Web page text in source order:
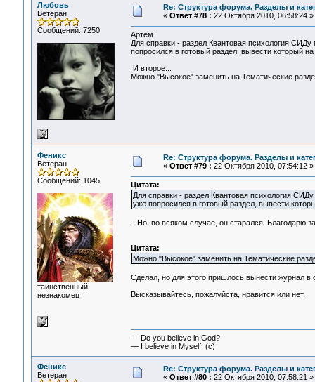
Любовь
Ветеран
Сообщений: 7250
Re: Структура форума. Разделы и
« Ответ #78 : 22 Октября 2010, 06:58:24 »
Артем
Для справки - раздел Квантовая психология
попросился в готовый раздел ,вывести который
И второе...
Можно "Высокое" заменить на Тематические
Феникс
Ветеран
Сообщений: 1045
таинственный
незнакомец
Re: Структура форума. Разделы и
« Ответ #79 : 22 Октября 2010, 07:54:12 »
Цитата:
Для справки - раздел Квантовая психология
уже попросился в готовый раздел, вывести
...Но, во всяком случае, он старался. Благодарю
Цитата:
Можно "Высокое" заменить на Тематические
Сделал, но для этого пришлось вынести журнал в
Высказывайтесь, пожалуйста, нравится или нет.
— Do you believe in God?
— I believe in Myself. (c)
Феникс
Ветеран
Re: Структура форума. Разделы и
« Ответ #80 : 22 Октября 2010, 07:58:21 »